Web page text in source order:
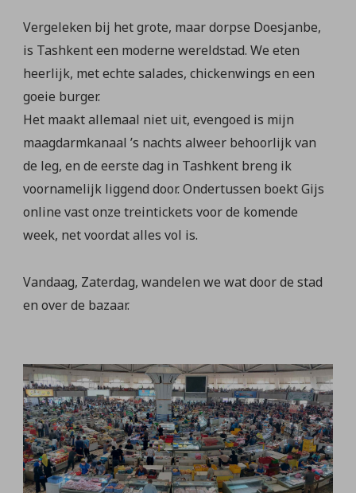
Vergeleken bij het grote, maar dorpse Doesjanbe,
is Tashkent een moderne wereldstad. We eten
heerlijk, met echte salades, chickenwings en een
goeie burger.
Het maakt allemaal niet uit, evengoed is mijn
maagdarmkanaal ’s nachts alweer behoorlijk van
de leg, en de eerste dag in Tashkent breng ik
voornamelijk liggend door. Ondertussen boekt Gijs
online vast onze treintickets voor de komende
week, net voordat alles vol is.
Vandaag, Zaterdag, wandelen we wat door de stad
en over de bazaar.